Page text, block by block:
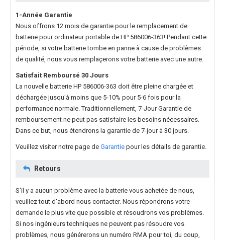
1-Année Garantie
Nous offrons 12 mois de garantie pour le remplacement de
batterie pour ordinateur portable de HP 586006-363! Pendant cette
période, si votre batterie tombe en panne à cause de problèmes
de qualité, nous vous remplaçerons votre batterie avec une autre.
Satisfait Remboursé 30 Jours
La nouvelle batterie HP 586006-363 doit être pleine chargée et
déchargée jusqu'à moins que 5-10% pour 5-6 fois pour la
performance normale. Traditionnellement, 7-Jour Garantie de
remboursement ne peut pas satisfaire les besoins nécessaires.
Dans ce but, nous étendrons la garantie de 7-jour à 30 jours.
Veuillez visiter notre page de Garantie pour les détails de garantie.
Retours
S'il y a aucun problème avec la batterie vous achetée de nous,
veuillez tout d'abord nous contacter. Nous répondrons votre
demande le plus vite que possible et résoudrons vos problèmes.
Si nos ingénieurs techniques ne peuvent pas résoudre vos
problèmes, nous générerons un numéro RMA pour toi, du coup,